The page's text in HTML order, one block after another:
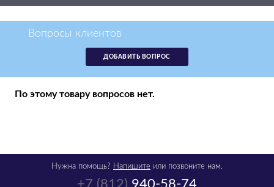
600 р.
в наличии -
1 шт
T0732 голубой
ДОБАВИТЬ ВОПРОС
Вопросы клиентов
По этому товару вопросов нет.
+7 (812) 940-58-74
Нужна помощь? Напишите или позвоните нам.